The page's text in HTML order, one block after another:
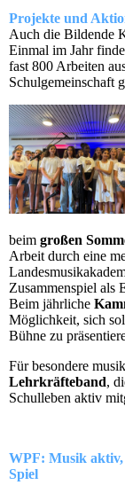
Projekte und
Auch die Bildende
Einmal im Jahr
fast 800 Arbeiten
Schulgemeinschaft
beim großen
Arbeit durch eine
Zusammenspiel als
Beim jährliche
Möglichkeit, sich
Bühne zu
Für besondere
Lehrkräfteband,
Schulleben aktiv
WPF: Musik
Spiel